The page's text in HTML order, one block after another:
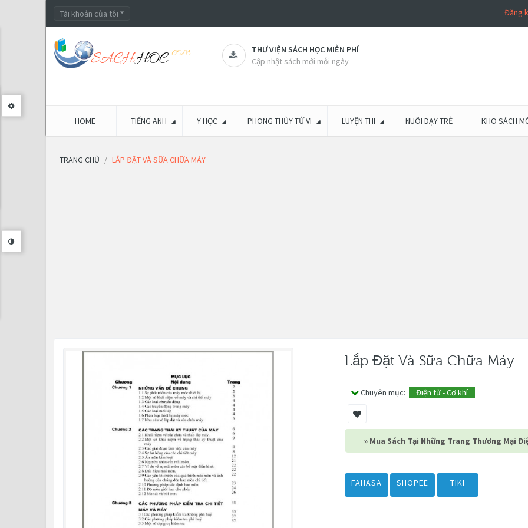
Tài khoản của tôi Đăng
THƯ VIỆN SÁCH HỌC MIỄN PHÍ
Cập nhật sách mới mỗi ngày
HOME TIẾNG ANH Y HỌC PHONG THỦY TỬ VI LUYỆN THI NUÔI DẠY TRẺ KHO SÁCH
TRANG CHỦ LẮP ĐẶT VÀ SỮA CHỮA MÁY
Lắp Đặt Và Sữa Chữa Máy
Chuyên mục: Điện tử - Cơ khí
» Mua Sách Tại Những Trang Thương Mại
FAHASA SHOPEE TIKI